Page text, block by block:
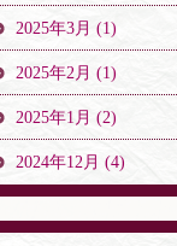
2025年3月 (1)
2025年2月 (1)
2025年1月 (2)
2024年12月 (4)